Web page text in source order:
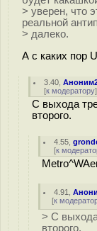
> уверен, что
реальной
> далеко.
А с каких пор
3.40 ,
[к модератору]
С выхода
второго.
4.55 ,
[к
4.91 ,
[к
> С выхода
второго.